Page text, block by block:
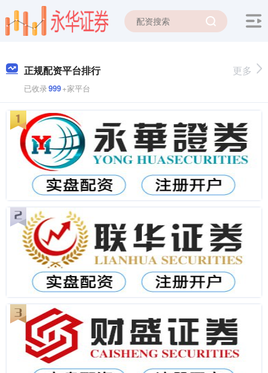
正规配资平台排行
已收录999+家平台
更多